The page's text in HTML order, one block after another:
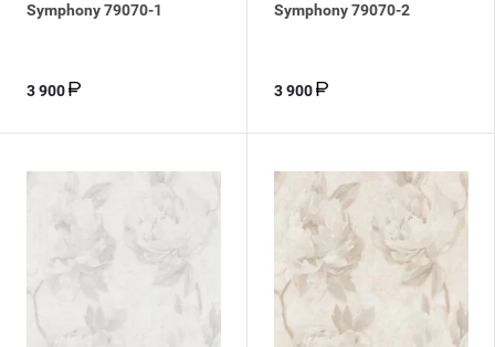
Symphony 79070-1
3 900
Symphony 79070-2
3 900